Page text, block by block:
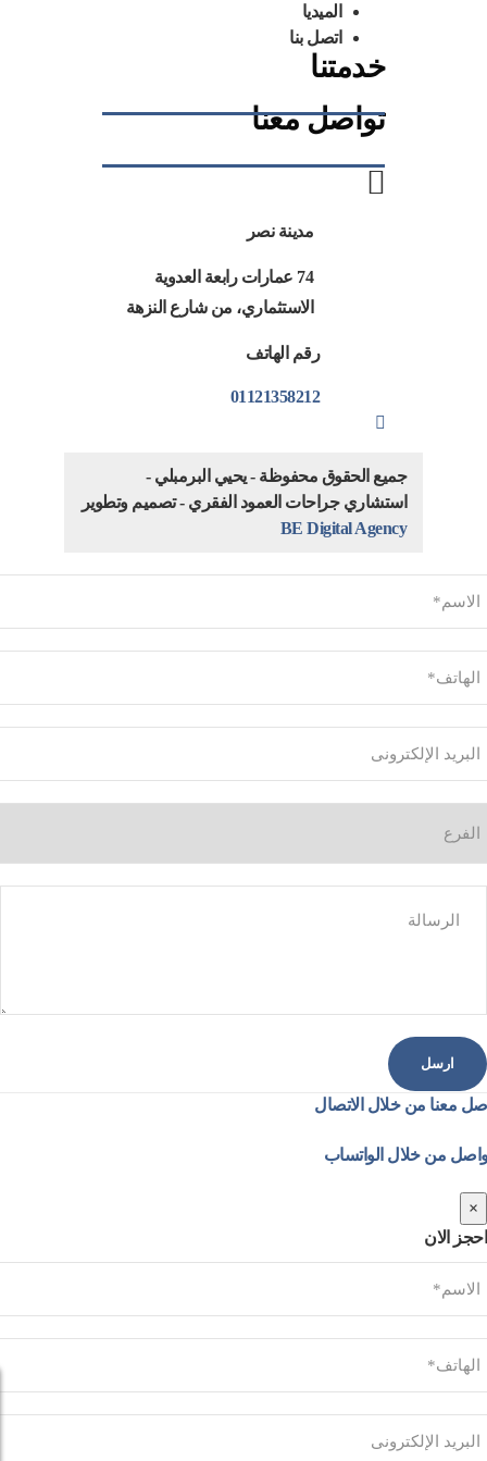
الميديا
اتصل بنا
خدمتنا
تواصل معنا
مدينة نصر
74 عمارات رابعة العدوية
الاستثماري، من شارع النزهة
رقم الهاتف
01121358212
جميع الحقوق محفوظة - يحيي البرمبلي -
استشاري جراحات العمود الفقري - تصميم وتطوير
BE Digital Agency
معنا من خلال الاتصال
من خلال الواتساب
×
احجز الان